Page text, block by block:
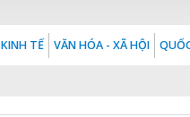
KINH TẾ VĂN HÓA - XÃ HỘI